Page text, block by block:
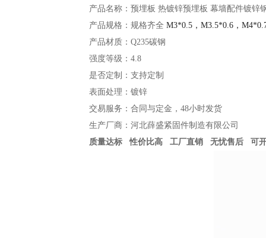
产品名称： 预埋板 热镀锌预埋板 幕墙配件镀锌
产品规格：规格齐全 M3*0.5，M3.5*0.6，
产品材质：Q235碳钢
强度等级：4.8
是否定制：支持定制
表面处理：镀锌
交易服务：合同与定金，48小时发货
生产厂商：河北薛盛紧固件制造有限公司
质量达标 性价比高 工厂直销 无忧售后 可